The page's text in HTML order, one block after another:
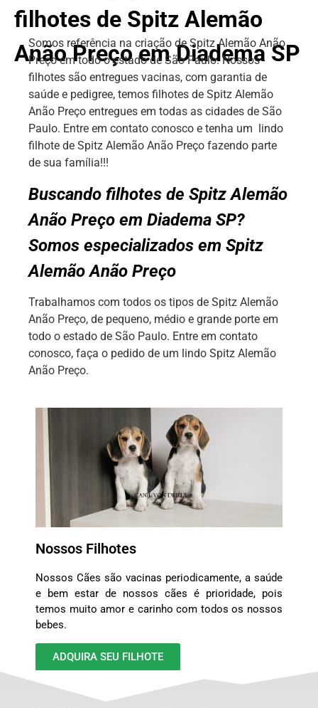
filhotes de Spitz Alemão
Anão Preço em Diadema SP
Somos referência na criação de Spitz Alemão Anão
Preço em todo o estado de São Paulo. Nossos
filhotes são entregues vacinas, com garantia de
saúde e pedigree, temos filhotes de Spitz Alemão
Anão Preço entregues em todas as cidades de São
Paulo. Entre em contato conosco e tenha um lindo
filhote de Spitz Alemão Anão Preço fazendo parte
de sua família!!!
Buscando filhotes de Spitz Alemão
Anão Preço em Diadema SP?
Somos especializados em Spitz
Alemão Anão Preço
Trabalhamos com todos os tipos de Spitz Alemão
Anão Preço, de pequeno, médio e grande porte em
todo o estado de São Paulo. Entre em contato
conosco, faça o pedido de um lindo Spitz Alemão
Anão Preço.
Nossos Filhotes
Nossos Cães são vacinas periodicamente, a saúde
e bem estar de nossos cães é prioridade, pois
temos muito amor e carinho com todos os nossos
bebes.
ADQUIRA SEU FILHOTE